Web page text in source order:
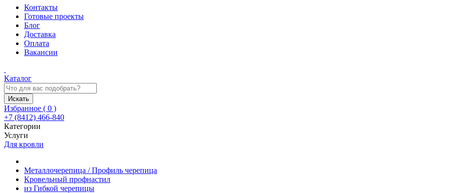
Контакты
Готовые проекты
Блог
Доставка
Оплата
Вакансии
Каталог
Искать
Избранное ( 0 )
+7 (8412) 466-840
Категории
Услуги
Для кровли
Металлочерепица / Профиль черепица
Кровельный профнастил
из Гибкой черепицы